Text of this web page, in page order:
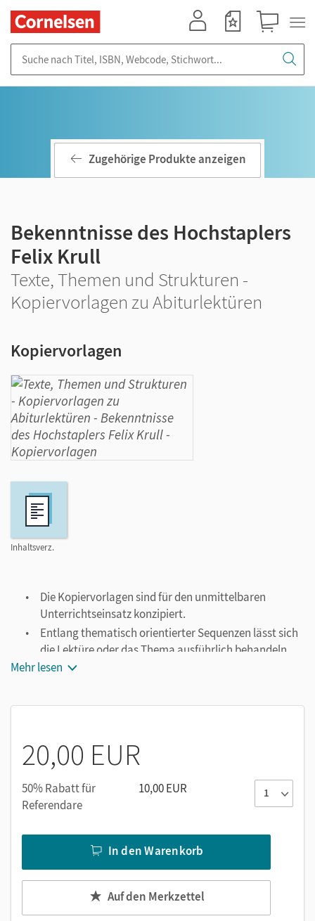
Inhaltsverz.
Zugehörige Produkte anzeigen
Bekenntnisse des Hochstaplers
Felix Krull
Texte, Themen und Strukturen -
Kopiervorlagen zu Abiturlektüren
Kopiervorlagen
Die Kopiervorlagen sind für den unmittelbaren
Unterrichtseinsatz konzipiert.
Entlang thematisch orientierter Sequenzen lässt sich
die Lektüre oder das Thema ausführlich behandeln.
Die Arbeitsblätter enthalten Aufgabenlösungen und
Sie berücksichtigen unterschiedliche Situationen wie
Mehr lesen
20,00 EUR
50% Rabatt für
Referendare
10,00 EUR
In den Warenkorb
Auf den Merkzettel